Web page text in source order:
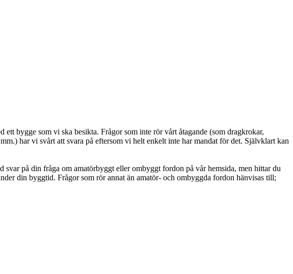
bygge som vi ska besikta. Frågor som inte rör vårt åtagande (som dragkrokar,
har vi svårt att svara på eftersom vi helt enkelt inte har mandat för det. Självklart kan
på din fråga om amatörbyggt eller ombyggt fordon på vår hemsida, men hittar du
din byggtid. Frågor som rör annat än amatör- och ombyggda fordon hänvisas till;